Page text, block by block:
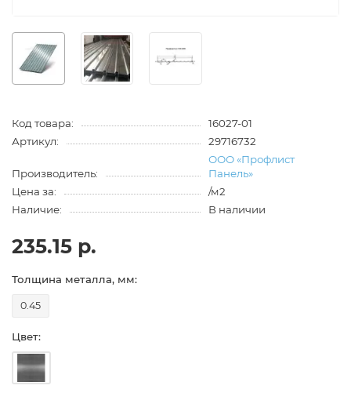
Код товара:
16027-01
Артикул:
29716732
Производитель:
ООО «Профлист
Панель»
Цена за:
/м2
Наличие:
В наличии
235.15 р.
Толщина металла, мм:
0.45
Цвет: